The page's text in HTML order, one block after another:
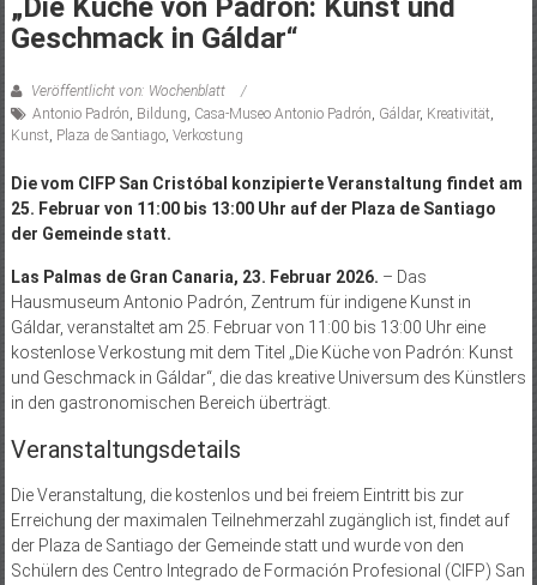
„Die Küche von Padrón: Kunst und
Geschmack in Gáldar“
Veröffentlicht von: Wochenblatt
Antonio Padrón, Bildung, Casa-Museo Antonio Padrón, Gáldar, Kreativität,
Kunst, Plaza de Santiago, Verkostung
Die vom CIFP San Cristóbal konzipierte Veranstaltung findet am
25. Februar von 11:00 bis 13:00 Uhr auf der Plaza de Santiago
der Gemeinde statt.
Las Palmas de Gran Canaria, 23. Februar 2026. – Das
Hausmuseum Antonio Padrón, Zentrum für indigene Kunst in
Gáldar, veranstaltet am 25. Februar von 11:00 bis 13:00 Uhr eine
kostenlose Verkostung mit dem Titel „Die Küche von Padrón: Kunst
und Geschmack in Gáldar“, die das kreative Universum des Künstlers
in den gastronomischen Bereich überträgt.
Veranstaltungsdetails
Die Veranstaltung, die kostenlos und bei freiem Eintritt bis zur
Erreichung der maximalen Teilnehmerzahl zugänglich ist, findet auf
der Plaza de Santiago der Gemeinde statt und wurde von den
Schülern des Centro Integrado de Formación Profesional (CIFP) San